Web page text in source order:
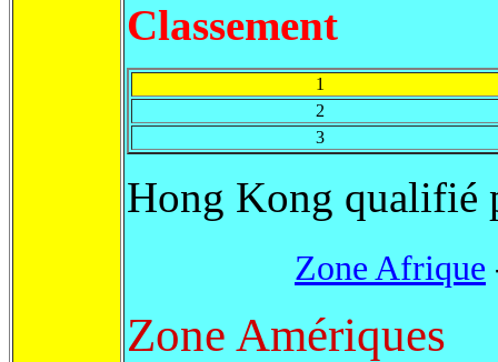
Classement
1
2
3
Hong Kong qualifié
Zone Afrique
Zone Amériques